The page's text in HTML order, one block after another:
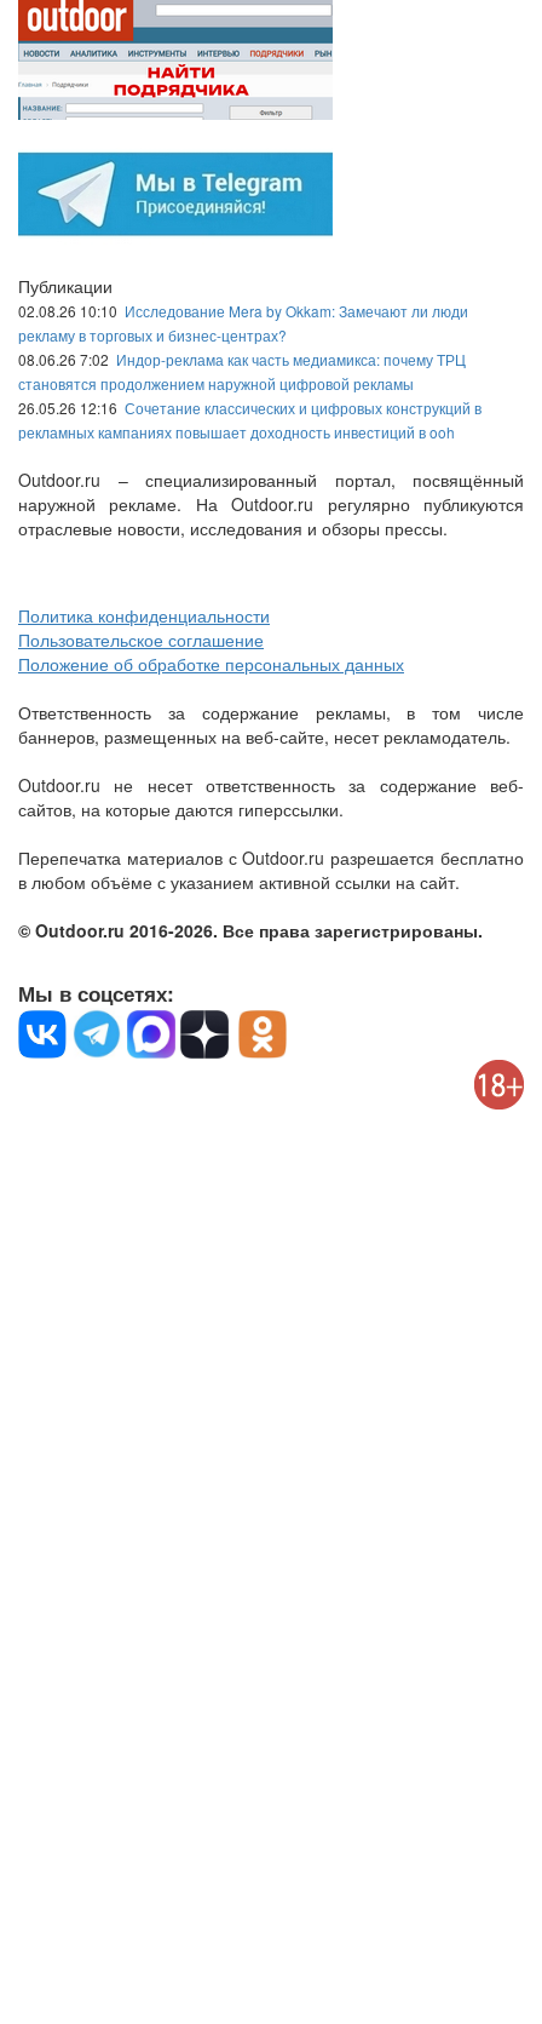
Публикации
02.08.26 10:10 Исследование Mera by Okkam: Замечают ли люди
рекламу в торговых и бизнес-центрах?
08.06.26 7:02 Индор-реклама как часть медиамикса: почему ТРЦ
становятся продолжением наружной цифровой рекламы
26.05.26 12:16 Сочетание классических и цифровых конструкций в
рекламных кампаниях повышает доходность инвестиций в ooh
Outdoor.ru – специализированный портал, посвящённый
наружной рекламе. На Outdoor.ru регулярно публикуются
отраслевые новости, исследования и обзоры прессы.
Политика конфиденциальности
Пользовательское соглашение
Положение об обработке персональных данных
Ответственность за содержание рекламы, в том числе
баннеров, размещенных на веб-сайте, несет рекламодатель.
Outdoor.ru не несет ответственность за содержание веб-
сайтов, на которые даются гиперссылки.
Перепечатка материалов с Outdoor.ru разрешается бесплатно
в любом объёме с указанием активной ссылки на сайт.
© Outdoor.ru 2016-2026. Все права зарегистрированы.
Мы в соцсетях: